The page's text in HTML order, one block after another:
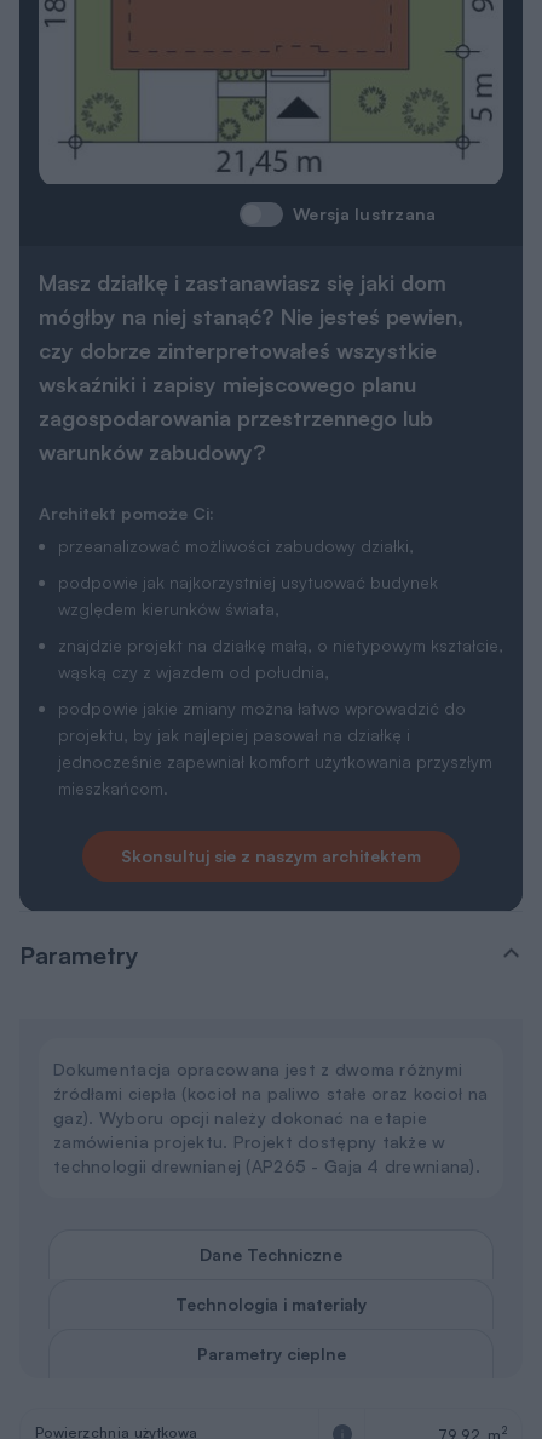
Wersja lustrzana
Masz działkę i zastanawiasz się jaki dom
mógłby na niej stanąć? Nie jesteś pewien,
czy dobrze zinterpretowałeś wszystkie
wskaźniki i zapisy miejscowego planu
zagospodarowania przestrzennego lub
warunków zabudowy?
Architekt pomoże Ci:
przeanalizować możliwości zabudowy działki,
podpowie jak najkorzystniej usytuować budynek
względem kierunków świata,
znajdzie projekt na działkę małą, o nietypowym kształcie,
wąską czy z wjazdem od południa,
podpowie jakie zmiany można łatwo wprowadzić do
projektu, by jak najlepiej pasował na działkę i
jednocześnie zapewniał komfort użytkowania przyszłym
mieszkańcom.
Skonsultuj sie z naszym architektem
Parametry
Dokumentacja opracowana jest z dwoma różnymi
źródłami ciepła (kocioł na paliwo stałe oraz kocioł na
gaz). Wyboru opcji należy dokonać na etapie
zamówienia projektu. Projekt dostępny także w
technologii drewnianej (AP265 - Gaja 4 drewniana).
Dane Techniczne
Technologia i materiały
Parametry cieplne
Powierzchnia użytkowa 79,92 m2